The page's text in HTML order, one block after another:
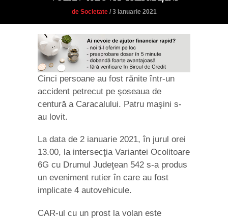
de Societate/ 3 ianuarie 2021
Cinci persoane au fost rănite într-un
accident petrecut pe şoseaua de
centură a Caracalului. Patru maşini s-
au lovit.
La data de 2 ianuarie 2021, în jurul orei
13.00, la intersecţia Variantei Ocolitoare
6G cu Drumul Judeţean 542 s-a produs
un eveniment rutier în care au fost
implicate 4 autovehicule.
CAR-ul cu un prost la volan este